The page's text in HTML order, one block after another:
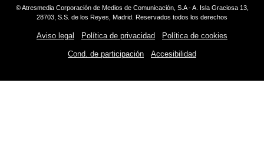
© Atresmedia Corporación de Medios de Comunicación, S.A - A. Isla Graciosa 13,
28703, S.S. de los Reyes, Madrid. Reservados todos los derechos
Aviso legal Política de privacidad Política de cookies
Cond. de participación Accesibilidad